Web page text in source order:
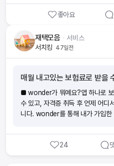
2. 나우패킹의 견적을 받아보세요!
ce
서치킹이 예상해보면, 3PL 물류서
평점 (★★★★☆)
- 동대문 사입대행
- 물류서비스
- 세금계산서 발행
1. 사입대행 비용에 대해 알아볼게
- 교환/반품 (건별) : 2000원
- 새벽주문 (건별) : 2500원
- 자료대행 (건별) : 1500원
- 계산서 픽업 (건별) : 1500원
- 서울/경기/부산 직접배송 (별도
좋아요
재택모음 ᆞ 서비스
서치킹 47일전
매월 내고있는 보험료로 받을
■ wonder가 뭐예요?앱 하나로 보
수 있고, 자격증 취득 후 언제 어디
니다. wonder를 통해 내가 가입한
더 편리하게! ‘ wonder앱으로 하
■ 요즘 보험 부업이 많던데요
이프스타일에 방해되지 않게 스스
24